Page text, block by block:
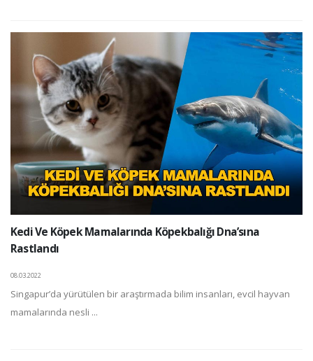
Kedi Ve Köpek Mamalarında Köpekbalığı Dna’sına
Rastlandı
08.03.2022
Singapur’da yürütülen bir araştırmada bilim insanları, evcil hayvan
mamalarında nesli ...